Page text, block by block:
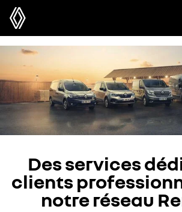
Des services
clients
notre réseau